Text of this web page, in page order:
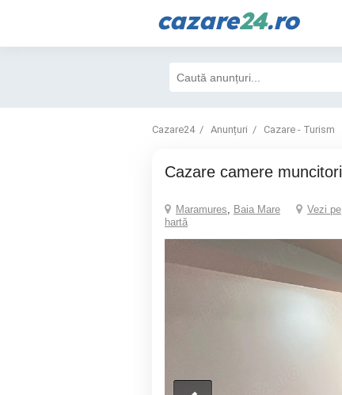
cazare24.ro
Cazare24 Anunțuri Cazare - Turism
Cazare camere muncitori
Maramures, Baia Mare
Vezi pe
hartă